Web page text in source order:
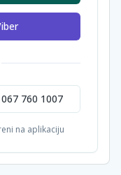
067 760 1007
na aplikaciju